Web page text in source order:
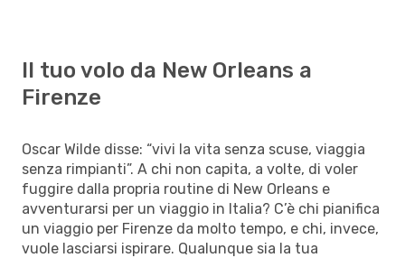
Il tuo volo da New Orleans a
Firenze
Oscar Wilde disse: “vivi la vita senza scuse, viaggia
senza rimpianti”. A chi non capita, a volte, di voler
fuggire dalla propria routine di New Orleans e
avventurarsi per un viaggio in Italia? C’è chi pianifica
un viaggio per Firenze da molto tempo, e chi, invece,
vuole lasciarsi ispirare. Qualunque sia la tua